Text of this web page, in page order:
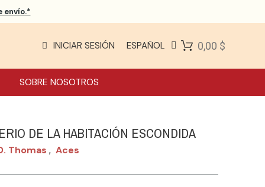
envío.*
INICIAR SESIÓN ESPAÑOL 0,00 $
SOBRE NOSOTROS
DE LA HABITACIÓN ESCONDIDA
Thomas , Aces